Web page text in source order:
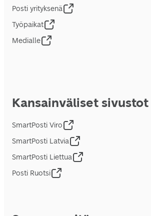
Posti yrityksenä
Työpaikat
Medialle
Kansainväliset sivustot
SmartPosti Viro
SmartPosti Latvia
SmartPosti Liettua
Posti Ruotsi